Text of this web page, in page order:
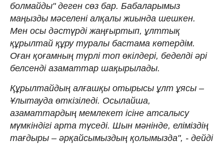
болмайды" деген сөз бар. Бабаларымыз
маңызды мәселені алқалы жиында шешкен.
Мен осы дәстүрді жаңғыртып, ұлттық
құрылтай құру туралы бастама көтердім.
Оған қоғамның түрлі топ өкілдері, беделді әрі
белсенді азаматтар шақырылады.
Құрылтайдың алғашқы отырысы ұлт ұясы –
Ұлытауда өткізіледі. Осылайша,
азаматтардың мемлекет ісіне атсалысу
мүмкіндігі арта түседі. Шын мәнінде, еліміздің
тағдыры – әрқайсымыздың қолымызда", - дейді